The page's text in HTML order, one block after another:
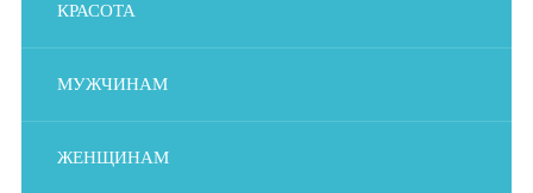
КРАСОТА
МУЖЧИНАМ
ЖЕНЩИНАМ